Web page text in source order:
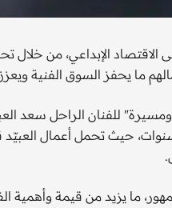
الإبداعي، من خلال
ما يحفز السوق الفنية
حيث تحمل أعمال
ما يزيد من قيمة وأهمية